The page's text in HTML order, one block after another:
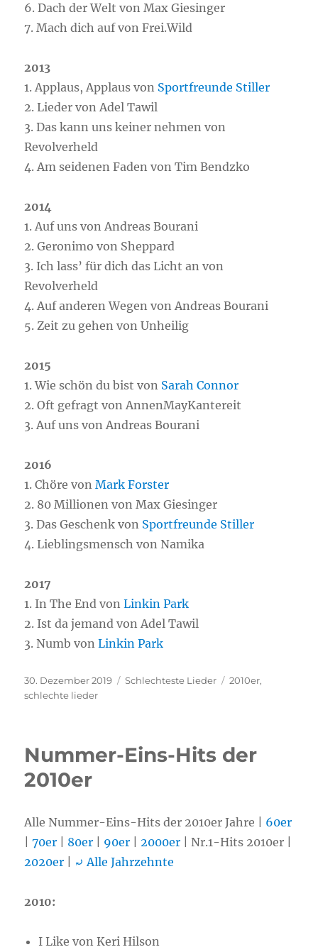
6. Dach der Welt von Max Giesinger
7. Mach dich auf von Frei.Wild
2013
1. Applaus, Applaus von Sportfreunde Stiller
2. Lieder von Adel Tawil
3. Das kann uns keiner nehmen von
Revolverheld
4. Am seidenen Faden von Tim Bendzko
2014
1. Auf uns von Andreas Bourani
2. Geronimo von Sheppard
3. Ich lass’ für dich das Licht an von
Revolverheld
4. Auf anderen Wegen von Andreas Bourani
5. Zeit zu gehen von Unheilig
2015
1. Wie schön du bist von Sarah Connor
2. Oft gefragt von AnnenMayKantereit
3. Auf uns von Andreas Bourani
2016
1. Chöre vonMark Forster
2. 80 Millionen von Max Giesinger
3. Das Geschenk von Sportfreunde Stiller
4. Lieblingsmensch von Namika
2017
1. In The End vonLinkin Park
2. Ist da jemand von Adel Tawil
3. Numb vonLinkin Park
Veröffentlicht
am
30. Dezember 2019 Kategorien
Schlechteste Lieder Schlagwörter
2010er,
schlechte lieder
Nummer-Eins-Hits der
2010er
Alle Nummer-Eins-Hits der 2010er Jahre | 60er
|70er 80er 90er |2000er | Nr.1-Hits 2010er |
2020er
⤾ Alle Jahrzehnte
2010:
I Like von Keri Hilson